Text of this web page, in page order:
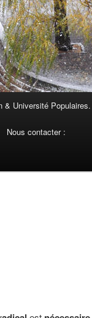
& Université Populaires.
Nous contacter :